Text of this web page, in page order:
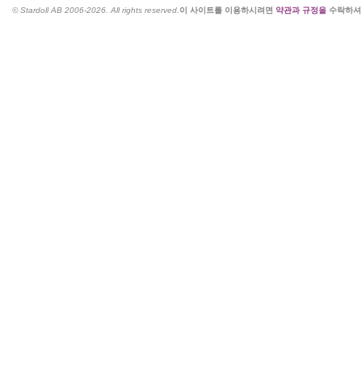
© Stardoll AB 2006-2026. All rights reserved. 이 사이트를 이용하시려면 약관과 규정을 수락하